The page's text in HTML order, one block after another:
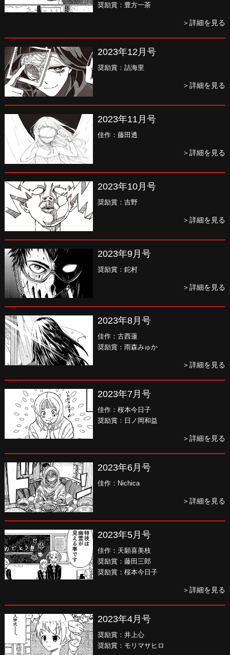
奨励賞：豊方一茶
＞詳細を見る
2023年12月号
奨励賞：詰海里
＞詳細を見る
2023年11月号
佳作：藤田透
＞詳細を見る
2023年10月号
奨励賞：吉野
＞詳細を見る
2023年9月号
奨励賞：鉈村
＞詳細を見る
2023年8月号
佳作：古西蓮
奨励賞：雨森みゅか
＞詳細を見る
2023年7月号
佳作：桜本今日子
奨励賞：日ノ岡和益
＞詳細を見る
2023年6月号
佳作：Nichica
＞詳細を見る
2023年5月号
佳作：天願喜美枝
奨励賞：藤田三郎
奨励賞：桜本今日子
＞詳細を見る
2023年4月号
奨励賞：井上心
奨励賞：モリマサヒロ